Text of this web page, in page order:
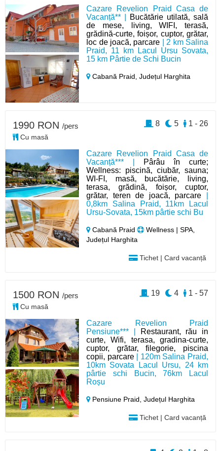
Cazare Revelion Praid Casa de
Vacanță** |
Bucătărie utilată, sală
de mese, living, WIFI, terasă,
grădină-curte, foișor, cuptor, grătar,
loc de joacă, parcare | 2 km Salina
Praid, 11 km Lacul Ursu Sovata,
15 km Pârtie de Schi Bucin
Cabană Praid,Județul Harghita
Cazare Revelion Praid Casa de
Vacanță*** |
Pârâu în curte;
Wellness: piscină, ciubăr, sauna;
WI-FI, masă, bucătărie, living,
terasa, grădină, foișor, cuptor,
grătar, teren de joacă, parcare
0,8km Salina Praid, 11km Lacul
Ursu-Sovata, 15km pârtie schi Bu
Cabană Praid
Wellness | SPA,
Județul Harghita
Tichet | Card vacanță
1990 RON /pers
Cu masă
1 - 26
5
8
Cazare Revelion Praid
Pensiune*** |
Restaurant, rău in
curte, Wifi, terasa, gradina-curte,
cuptor, grătar, filegorie, piscina
copii, parcare| 120m Salina Praid,
10km Sovata Lacul Ursu, 24 km
pârtie schi Bucin, 76km Lacul
Roșu
Pensiune Praid,Județul Harghita
Tichet | Card vacanță
1500 RON /pers
Cu masă
1 - 57
4
19